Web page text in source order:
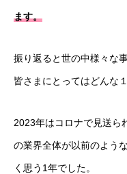
ます。
振り返ると世の中様々な
皆さまにとってはどんな
2023年はコロナで見送ら
の業界全体が以前のよう
く思う1年でした。